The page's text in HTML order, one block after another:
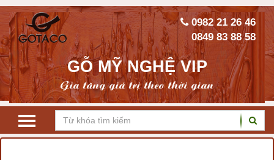
GỖ MỸ NGHỆ VIP
Gia tăng giá trị theo thời gian
0982 21 26 46
0849 83 88 58